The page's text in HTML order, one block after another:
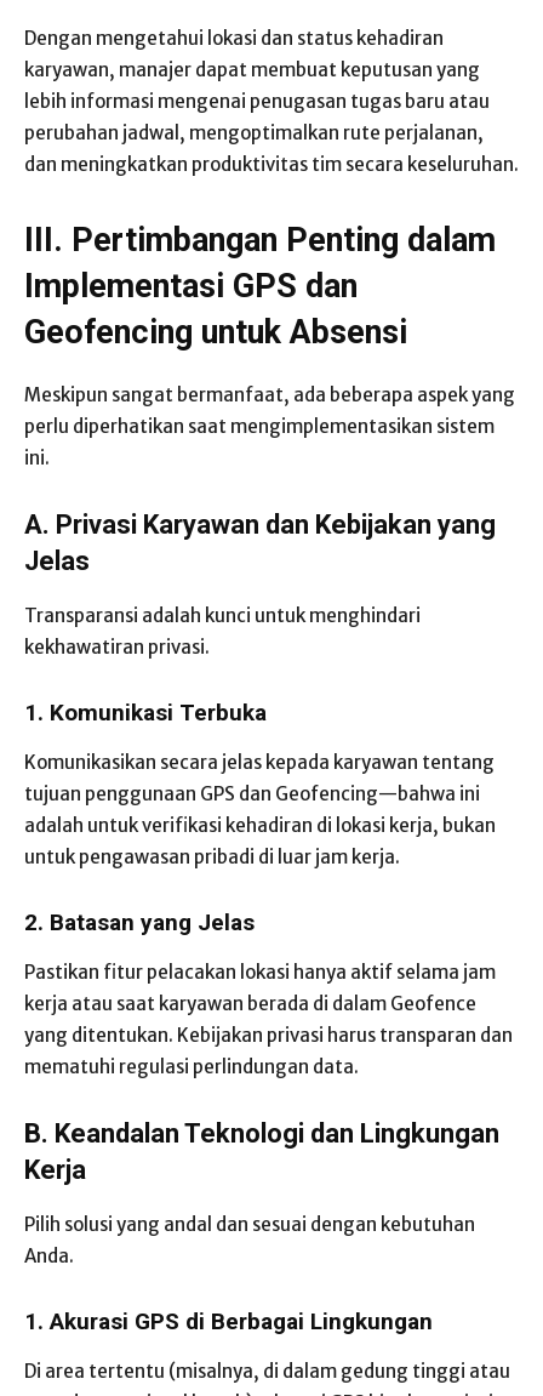
Dengan mengetahui lokasi dan status kehadiran
karyawan, manajer dapat membuat keputusan yang
lebih informasi mengenai penugasan tugas baru atau
perubahan jadwal, mengoptimalkan rute perjalanan,
dan meningkatkan produktivitas tim secara keseluruhan.
III. Pertimbangan Penting dalam
Implementasi GPS dan
Geofencing untuk Absensi
Meskipun sangat bermanfaat, ada beberapa aspek yang
perlu diperhatikan saat mengimplementasikan sistem
ini.
A. Privasi Karyawan dan Kebijakan yang
Jelas
Transparansi adalah kunci untuk menghindari
kekhawatiran privasi.
1. Komunikasi Terbuka
Komunikasikan secara jelas kepada karyawan tentang
tujuan penggunaan GPS dan Geofencing—bahwa ini
adalah untuk verifikasi kehadiran di lokasi kerja, bukan
untuk pengawasan pribadi di luar jam kerja.
2. Batasan yang Jelas
Pastikan fitur pelacakan lokasi hanya aktif selama jam
kerja atau saat karyawan berada di dalam Geofence
yang ditentukan. Kebijakan privasi harus transparan dan
mematuhi regulasi perlindungan data.
B. Keandalan Teknologi dan Lingkungan
Kerja
Pilih solusi yang andal dan sesuai dengan kebutuhan
Anda.
1. Akurasi GPS di Berbagai Lingkungan
Di area tertentu (misalnya, di dalam gedung tinggi atau